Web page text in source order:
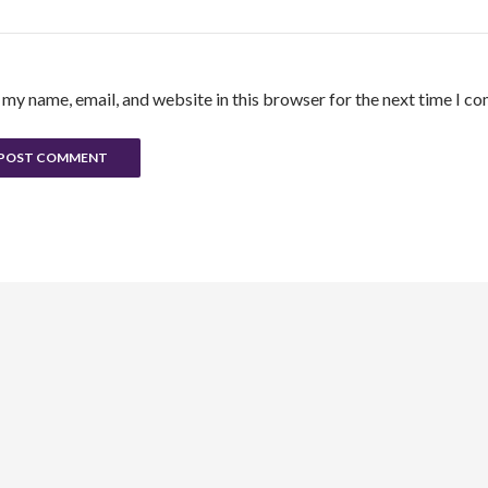
my name, email, and website in this browser for the next time I